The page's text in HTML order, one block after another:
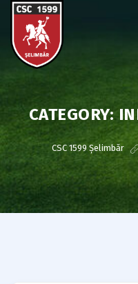
CATEGORY:
CSC 1599 Șelimbăr